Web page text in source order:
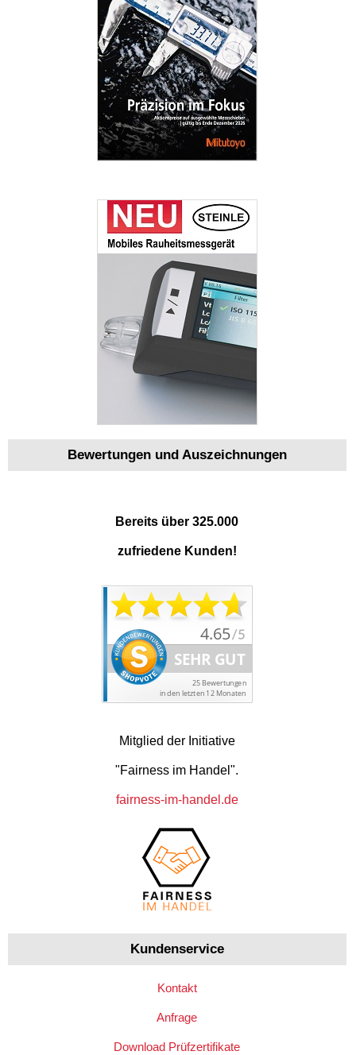
Bewertungen und Auszeichnungen
Bereits über 325.000
zufriedene Kunden!
Mitglied der Initiative
"Fairness im Handel".
fairness-im-handel.de
Kundenservice
Kontakt
Anfrage
Download Prüfzertifikate